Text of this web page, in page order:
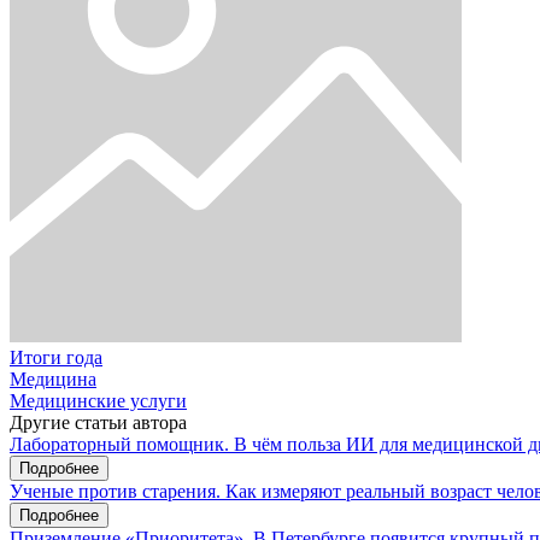
Итоги года
Медицина
Медицинские услуги
Другие статьи автора
Лабораторный помощник. В чём польза ИИ для медицинской
Подробнее
Ученые против старения. Как измеряют реальный возраст
Подробнее